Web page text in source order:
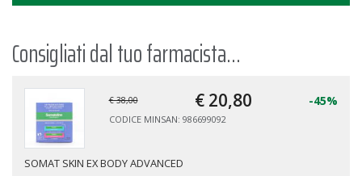
Consigliati dal tuo farmacista...
€ 38,00 € 20,80 -45%
CODICE MINSAN: 986699092
SOMAT SKIN EX BODY ADVANCED